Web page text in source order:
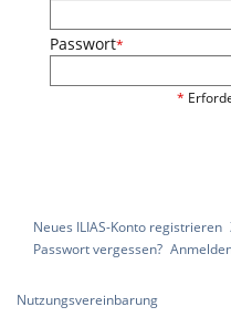
Passwort*
*
Neues ILIAS-Konto registrieren
Passwort vergessen?
Nutzungsvereinbarung